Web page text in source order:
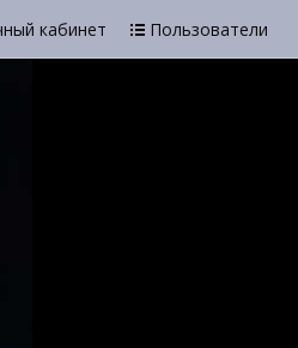
кабинет Пользователи